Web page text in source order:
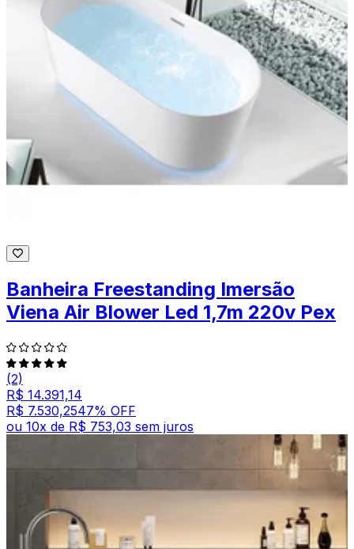
Banheira Freestanding Imersão
Viena Air Blower Led 1,7m 220v Pex
(2)
R$ 14.391,14
R$ 7.530,2547% OFF
ou 10x de R$ 753,03 sem juros